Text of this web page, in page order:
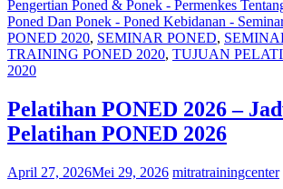
Pengertian Poned & Ponek - Permenkes
Poned Dan Ponek - Poned Kebidanan -
PONED 2020, SEMINAR PONED,
TRAINING PONED 2020, TUJUAN
2020
Pelatihan PONED 2026 –
Pelatihan PONED 2026
April 27, 2026Mei 29, 2026 mitratrainingcenter